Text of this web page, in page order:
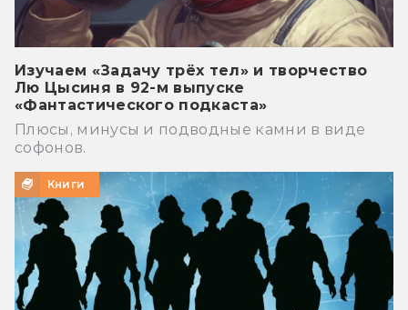
Изучаем «Задачу трёх тел» и творчество
Лю Цысиня в 92-м выпуске
«Фантастического подкаста»
Плюсы, минусы и подводные камни в виде
софонов.
Книги